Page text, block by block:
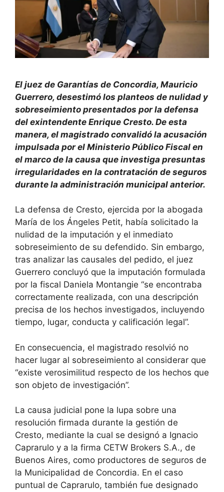
El juez de Garantías de Concordia, Mauricio
Guerrero, desestimó los planteos de nulidad y
sobreseimiento presentados por la defensa
del exintendente Enrique Cresto. De esta
manera, el magistrado convalidó la acusación
impulsada por el Ministerio Público Fiscal en
el marco de la causa que investiga presuntas
irregularidades en la contratación de seguros
durante la administración municipal anterior.
La defensa de Cresto, ejercida por la abogada
María de los Ángeles Petit, había solicitado la
nulidad de la imputación y el inmediato
sobreseimiento de su defendido. Sin embargo,
tras analizar las causales del pedido, el juez
Guerrero concluyó que la imputación formulada
por la fiscal Daniela Montangie “se encontraba
correctamente realizada, con una descripción
precisa de los hechos investigados, incluyendo
tiempo, lugar, conducta y calificación legal”.
En consecuencia, el magistrado resolvió no
hacer lugar al sobreseimiento al considerar que
“existe verosimilitud respecto de los hechos que
son objeto de investigación”.
La causa judicial pone la lupa sobre una
resolución firmada durante la gestión de
Cresto, mediante la cual se designó a Ignacio
Caprarulo y a la firma CETW Brokers S.A., de
Buenos Aires, como productores de seguros de
la Municipalidad de Concordia. En el caso
puntual de Caprarulo, también fue designado